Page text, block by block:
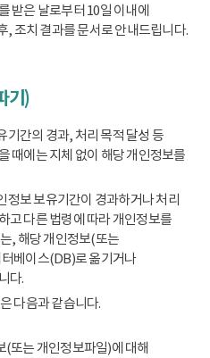
받은 날로부터 10일 이내에
, 조치 결과를 문서로 안내드립니다.
기)
간의 경과, 처리 목적 달성 등
때에는 지체 없이 해당 개인정보를
보 보유기간이 경과하거나 처리
고 다른 법령에 따라 개인정보를
, 해당 개인정보(또는
베이스(DB)로 옮기거나
다.
다음과 같습니다.
(또는 개인정보파일)에 대해